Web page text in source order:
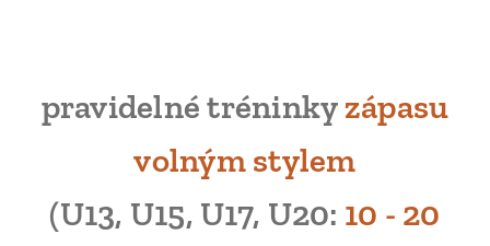
pravidelné tréninkyzápasu
volným stylem
(U13, U15, U17, U20: 10 - 20